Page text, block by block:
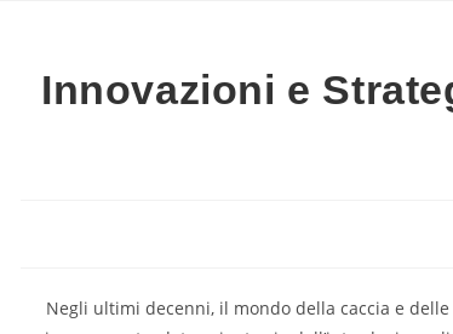
Innovazioni e
Negli ultimi decenni, il mondo della caccia e